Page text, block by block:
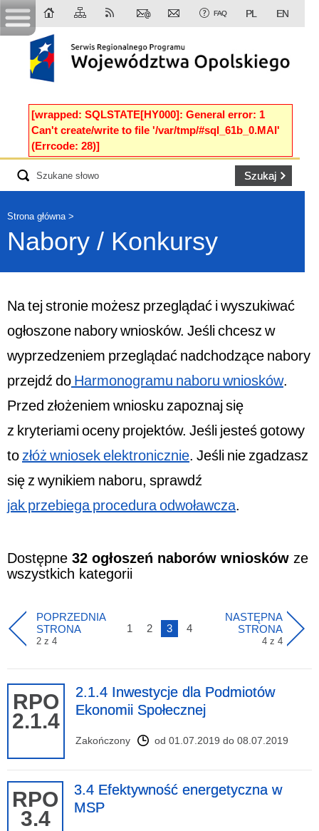
FAQ PL EN
[wrapped: SQLSTATE[HY000]: General error: 1
Can't create/write to file '/var/tmp/#sql_61b_0.MAI'
(Errcode: 28)]
Strona główna
Nabory / Konkursy
Na tej stronie możesz przeglądać i wyszukiwać
ogłoszone nabory wniosków. Jeśli chcesz w
wyprzedzeniem przeglądać nadchodzące nabory
przejdź do Harmonogramu naboru wniosków.
Przed złożeniem wniosku zapoznaj się
z kryteriami oceny projektów. Jeśli jesteś gotowy
to złóż wniosek elektronicznie. Jeśli nie zgadzasz
się z wynikiem naboru, sprawdź
jak przebiega procedura odwoławcza.
Dostępne 32 ogłoszeń naborów wniosków ze
wszystkich kategorii
POPRZEDNIA
STRONA
2 z 4
1 2 3 4
NASTĘPNA
STRONA
4 z 4
RPO
2.1.4
2.1.4 Inwestycje dla Podmiotów
Ekonomii Społecznej
Zakończony od 01.07.2019 do 08.07.2019
RPO
3.4
3.4 Efektywność energetyczna w
MSP